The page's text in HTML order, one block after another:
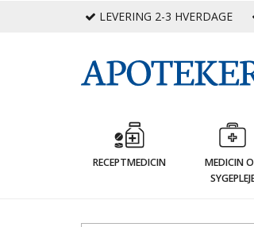
LEVERING 2-3 HVERDAGE
RECEPTMEDICIN
MEDICIN